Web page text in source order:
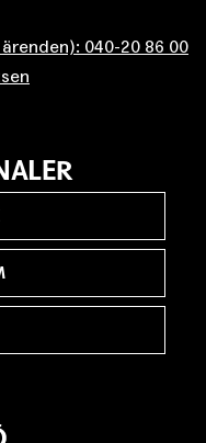
040-20 86 00